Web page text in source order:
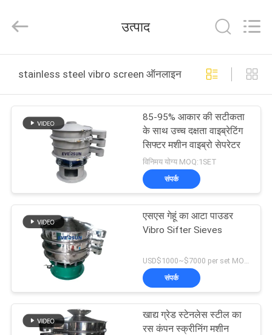
उत्पादों
हमारे
भ्रमण
Reserved.
उत्पाद
stainless steel vibro screen ऑनलाइन निर्माण
85-95% आकार की सटीकता
के साथ उच्च दक्षता वाइब्रेटिंग
सिफ्टर मशीन वाइब्रो सेपरेटर
विनिमय योग्य MOQ:1SET
संपर्क
एसएस गेहूं का आटा पाउडर
Vibro Sifter Sieves
संपर्क
खाद्य ग्रेड स्टेनलेस स्टील का
रस कंपन स्क्रीनिंग मशीन